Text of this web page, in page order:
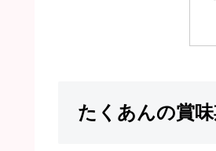
たくあんの賞